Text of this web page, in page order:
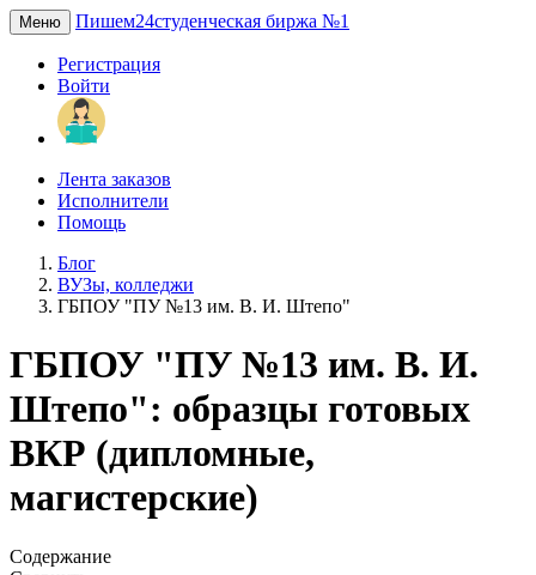
Меню Пишем24студенческая биржа №1
Регистрация
Войти
Лента заказов
Исполнители
Помощь
Блог
ВУЗы, колледжи
ГБПОУ "ПУ №13 им. В. И. Штепо"
ГБПОУ "ПУ №13 им. В. И.
Штепо": образцы готовых
ВКР (дипломные,
магистерские)
Содержание